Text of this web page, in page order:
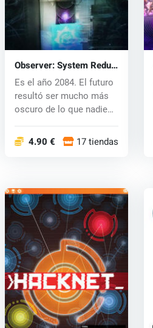
Observer: System Redux
(PC) key
Es el año 2084. El futuro
resultó ser mucho más
oscuro de lo que nadie
4.90 € 17 tiendas